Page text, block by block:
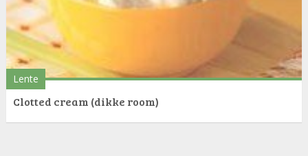
Lente
Clotted cream (dikke room)